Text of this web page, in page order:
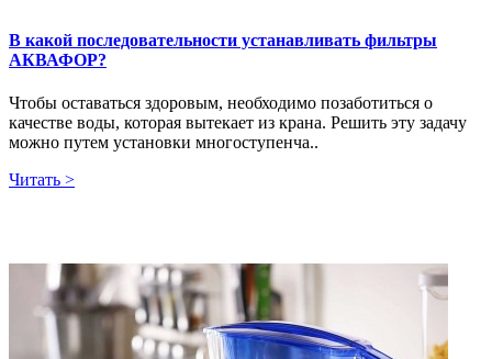
В какой последовательности устанавливать фильтры
АКВАФОР?
Чтобы оставаться здоровым, необходимо позаботиться о
качестве воды, которая вытекает из крана. Решить эту задачу
можно путем установки многоступенча..
Читать >